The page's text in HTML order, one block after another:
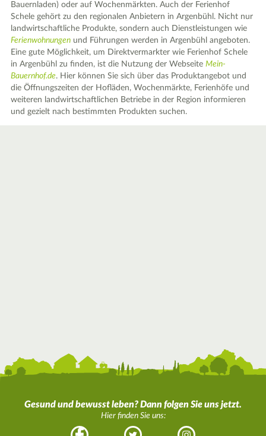
Bauernladen) oder auf Wochenmärkten. Auch der Ferienhof
Schele gehört zu den regionalen Anbietern in Argenbühl. Nicht nur
landwirtschaftliche Produkte, sondern auch Dienstleistungen wie
Ferienwohnungen und Führungen werden in Argenbühl angeboten.
Eine gute Möglichkeit, um Direktvermarkter wie Ferienhof Schele
in Argenbühl zu finden, ist die Nutzung der WebseiteMein-
Bauernhof.de. Hier können Sie sich über das Produktangebot und
die Öffnungszeiten der Hofläden, Wochenmärkte, Ferienhöfe und
weiteren landwirtschaftlichen Betriebe in der Region informieren
und gezielt nach bestimmten Produkten suchen.
Gesund und bewusst leben? Dann folgen Sie uns jetzt.
Hier finden Sie uns:
Facebook Twitter Instagram